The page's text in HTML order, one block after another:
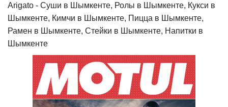
Arigato - Cуши в Шымкенте, Ролы в Шымкенте, Кукси в
Шымкенте, Кимчи в Шымкенте, Пицца в Шымкенте,
Рамен в Шымкенте, Стейки в Шымкенте, Напитки в
Шымкенте